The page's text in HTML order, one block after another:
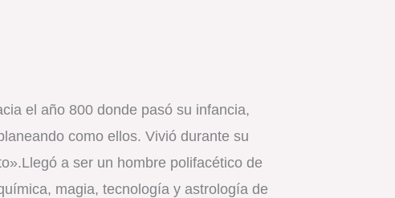
el año 800 donde pasó su infancia,
como ellos. Vivió durante su
a ser un hombre polifacético de
magia, tecnología y astrología de